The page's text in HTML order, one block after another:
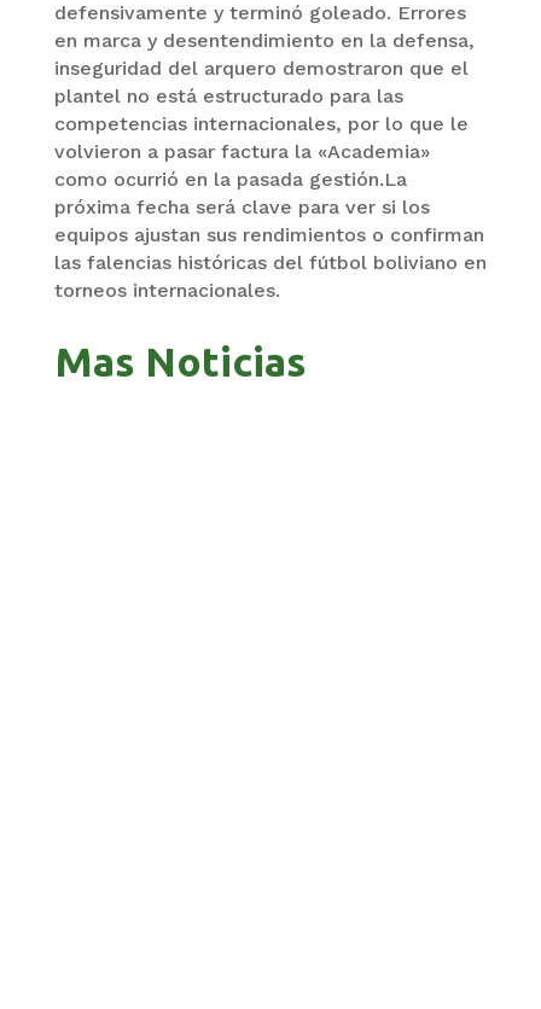
defensivamente y terminó goleado. Errores
en marca y desentendimiento en la defensa,
inseguridad del arquero demostraron que el
plantel no está estructurado para las
competencias internacionales, por lo que le
volvieron a pasar factura la «Academia»
como ocurrió en la pasada gestión.La
próxima fecha será clave para ver si los
equipos ajustan sus rendimientos o confirman
las falencias históricas del fútbol boliviano en
torneos internacionales.
Mas Noticias